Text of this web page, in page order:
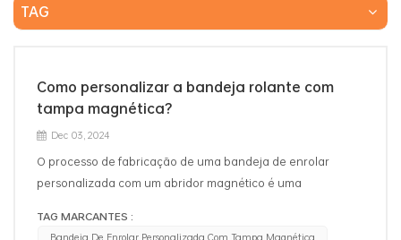
TAG
Como personalizar a bandeja rolante com
tampa magnética?
Dec 03, 2024
O processo de fabricação de uma bandeja de enrolar
personalizada com um abridor magnético é uma
e usabilidade. Aqui está umtutorial do passo a passo caso
TAG MARCANTES :